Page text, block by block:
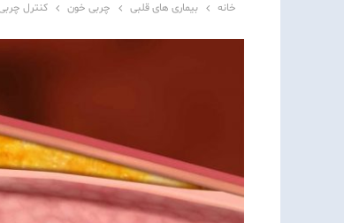
خانه بیماری های قلبی چربی خون کنترل